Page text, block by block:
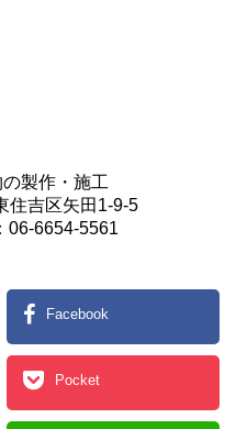
製作・施工
吉区矢田1-9-5
6654-5561
Facebook
Pocket